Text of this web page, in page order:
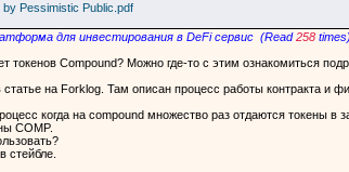
Pessimistic Public.pdf
для инвестирования в DeFi сервис (Read258times)
Compound? Можно где-то с этим ознакомиться
на Forklog. Там описан процесс работы контракта и
когда на compound множество раз отдаются токены в
COMP.
стейбле.